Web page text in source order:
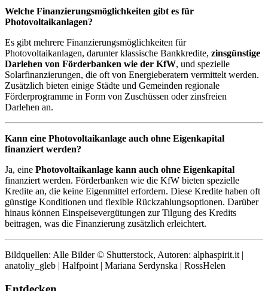
Welche Finanzierungsmöglichkeiten gibt es für
Photovoltaikanlagen?
Es gibt mehrere Finanzierungsmöglichkeiten für
Photovoltaikanlagen, darunter klassische Bankkredite, zinsgünstige
Darlehen von Förderbanken wie der KfW, und spezielle
Solarfinanzierungen, die oft von Energieberatern vermittelt werden.
Zusätzlich bieten einige Städte und Gemeinden regionale
Förderprogramme in Form von Zuschüssen oder zinsfreien
Darlehen an.
Kann eine Photovoltaikanlage auch ohne Eigenkapital
finanziert werden?
Ja, eine Photovoltaikanlage kann auch ohne Eigenkapital
finanziert werden. Förderbanken wie die KfW bieten spezielle
Kredite an, die keine Eigenmittel erfordern. Diese Kredite haben oft
günstige Konditionen und flexible Rückzahlungsoptionen. Darüber
hinaus können Einspeisevergütungen zur Tilgung des Kredits
beitragen, was die Finanzierung zusätzlich erleichtert.
Bildquellen: Alle Bilder © Shutterstock, Autoren: alphaspirit.it |
anatoliy_gleb | Halfpoint | Mariana Serdynska | RossHelen